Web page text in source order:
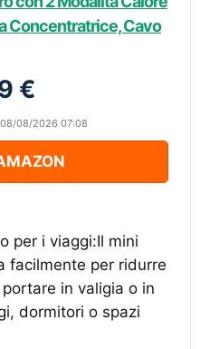
Concentratrice, Cavo
€
08/2026 07:08
per i viaggi:Il mini
facilmente per ridurre
in valigia o in
dormitori o spazi